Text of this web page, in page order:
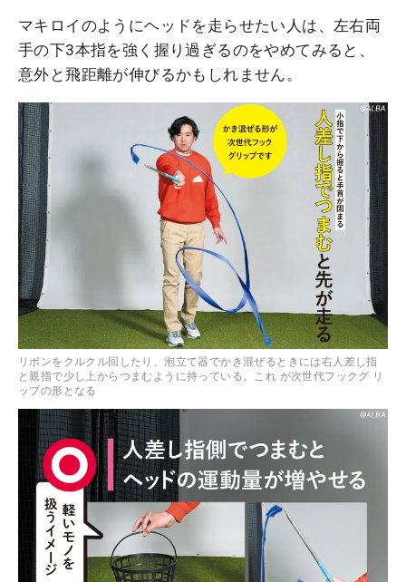
マキロイのようにヘッドを走らせたい人は、左右両
手の下3本指を強く握り過ぎるのをやめてみると、
意外と飛距離が伸びるかもしれません。
リボンをクルクル回したり、泡立て器でかき混ぜるときには右人差し指
と親指で少し上からつまむように持っている。これ が次世代フックグ リ
ップの形となる